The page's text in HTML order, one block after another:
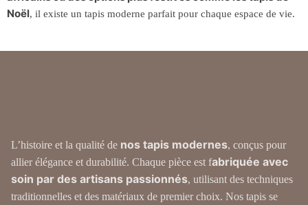
Noël, il existe un tapis moderne parfait pour chaque espace de vie.
L’histoire et la qualité de nos tapis modernes, conçus pour
allier élégance et durabilité. Chaque pièce est fabriquée avec
soin par des artisans passionnés, utilisant des techniques
traditionnelles et des matériaux de premier choix. Nos tapis se